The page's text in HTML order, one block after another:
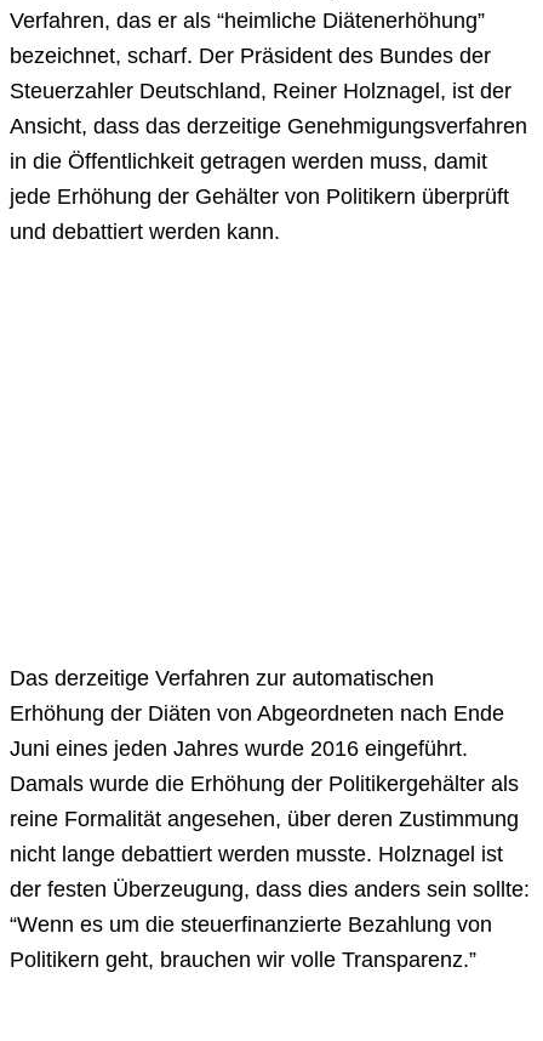
Verfahren, das er als “heimliche Diätenerhöhung”
bezeichnet, scharf. Der Präsident des Bundes der
Steuerzahler Deutschland, Reiner Holznagel, ist der
Ansicht, dass das derzeitige Genehmigungsverfahren
in die Öffentlichkeit getragen werden muss, damit
jede Erhöhung der Gehälter von Politikern überprüft
und debattiert werden kann.
Das derzeitige Verfahren zur automatischen
Erhöhung der Diäten von Abgeordneten nach Ende
Juni eines jeden Jahres wurde 2016 eingeführt.
Damals wurde die Erhöhung der Politikergehälter als
reine Formalität angesehen, über deren Zustimmung
nicht lange debattiert werden musste. Holznagel ist
der festen Überzeugung, dass dies anders sein sollte:
“Wenn es um die steuerfinanzierte Bezahlung von
Politikern geht, brauchen wir volle Transparenz.”